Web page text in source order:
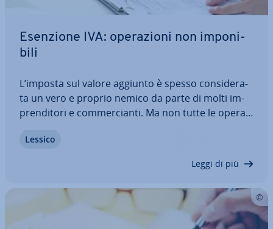
Esenzione IVA: ope­ra­zio­ni non im­po­ni­
bi­li
L’imposta sul valore aggiunto è spesso con­si­de­ra­
ta un vero e proprio nemico da parte di molti im­
pren­di­to­ri e com­mer­cian­ti. Ma non tutte le ope­ra­
pagamento dell’IVA. Se operate nei settori che la
Lessico
Leggi di più